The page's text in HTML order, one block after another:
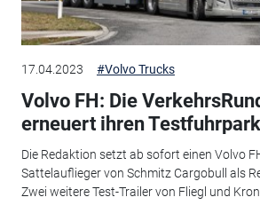
17.04.2023 #Volvo Trucks
Volvo FH: Die
erneuert ihren Testfuhrpark
Die Redaktion setzt ab sofort einen Volvo
Sattelauflieger von Schmitz Cargobull als
Zwei weitere Test-Trailer von Fliegl und